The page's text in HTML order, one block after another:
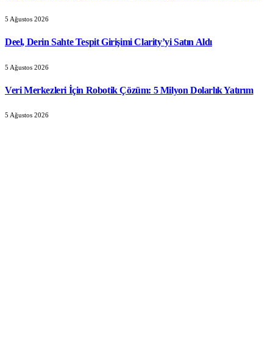
5 Ağustos 2026
Deel, Derin Sahte Tespit Girişimi Clarity’yi Satın Aldı
5 Ağustos 2026
Veri Merkezleri İçin Robotik Çözüm: 5 Milyon Dolarlık Yatırım
5 Ağustos 2026